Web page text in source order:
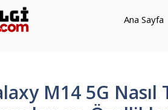
Ana Sayfa
M14 5G Nasıl